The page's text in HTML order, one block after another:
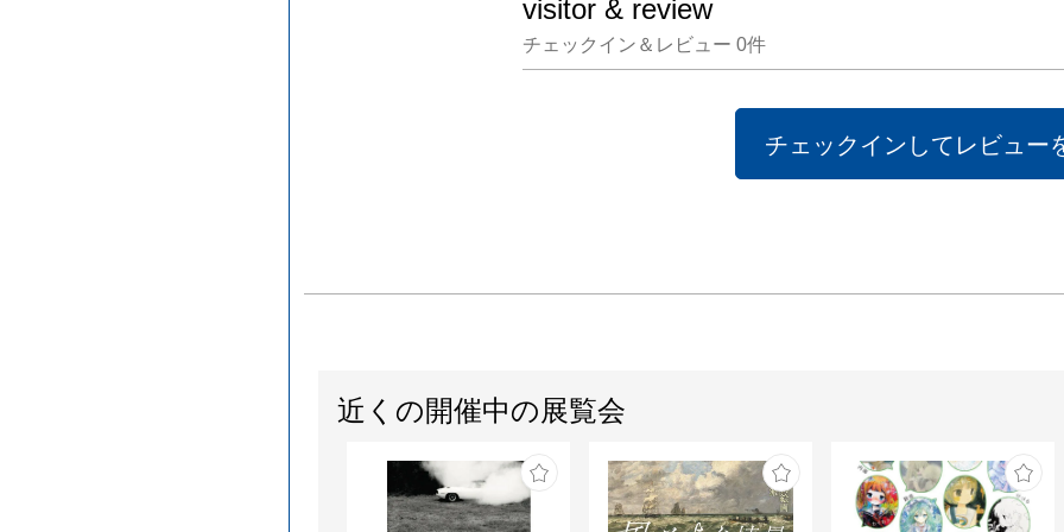
visitor & review
チェックイン＆レビュー 0件
チェックインしてレビュー
近くの開催中の展覧会